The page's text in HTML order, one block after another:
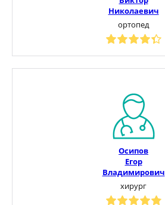
Николаевич
ортопед
Осипов
Егор
Владимирович
хирург